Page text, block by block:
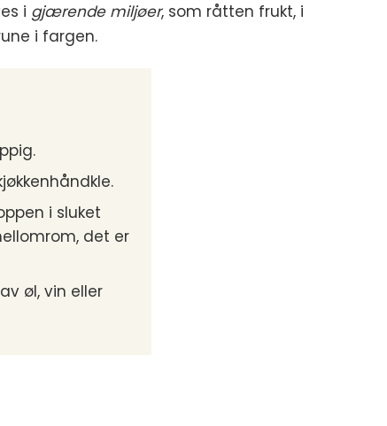
i gjærende miljøer, som råtten frukt, i
i fargen.
i sluket
det er
øl, vin eller